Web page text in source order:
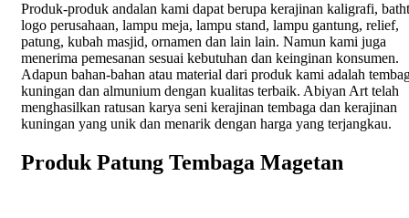
Produk-produk andalan kami dapat berupa kerajinan kaligrafi,
logo perusahaan, lampu meja, lampu stand, lampu gantung, relief,
patung, kubah masjid, ornamen dan lain lain. Namun kami juga
menerima pemesanan sesuai kebutuhan dan keinginan konsumen.
Adapun bahan-bahan atau material dari produk kami adalah
kuningan dan almunium dengan kualitas terbaik. Abiyan Art telah
menghasilkan ratusan karya seni kerajinan tembaga dan kerajinan
kuningan yang unik dan menarik dengan harga yang terjangkau.
Produk Patung Tembaga Magetan